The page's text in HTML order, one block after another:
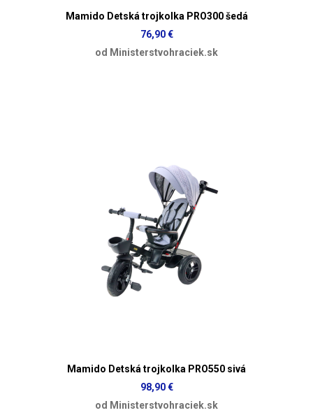
Mamido Detská trojkolka PRO300 šedá
76,90 €
od Ministerstvohraciek.sk
Mamido Detská trojkolka PRO550 sivá
98,90 €
od Ministerstvohraciek.sk